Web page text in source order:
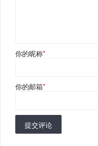
你的昵称*
你的邮箱*
提交评论